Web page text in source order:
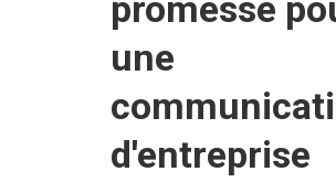
une
d'entreprise